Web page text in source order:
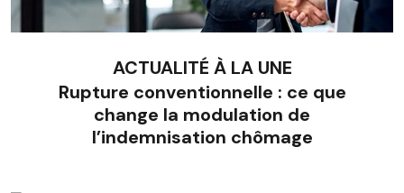
ACTUALITÉ À LA UNE
Rupture conventionnelle : ce que
change la modulation de
l’indemnisation chômage